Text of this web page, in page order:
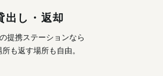
出し・返却
提携ステーションなら
も返す場所も自由。